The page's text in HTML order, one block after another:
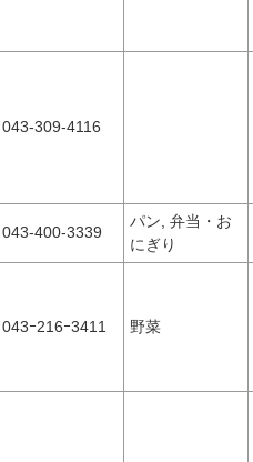
043-309-4116
043-400-3339
パン, 弁当・お
にぎり
043ｰ216ｰ3411 野菜